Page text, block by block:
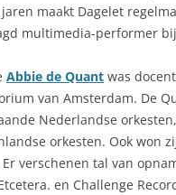
maakt Dagelet
multimedia-performer
Abbie de Quant was
van Amsterdam. De
Nederlandse
orkesten. Ook won
verschenen tal van
en Challenge